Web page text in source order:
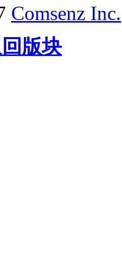
Comsenz Inc.
版块